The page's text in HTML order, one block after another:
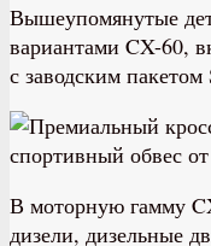
Вышеупомянутые
вариантами CX-60,
с заводским пакетом
В моторную гамму
дизели, дизельные